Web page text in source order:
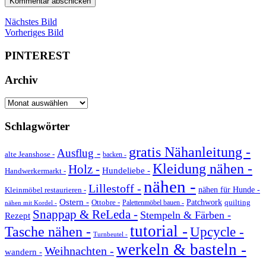
Nächstes Bild
Vorheriges Bild
PINTEREST
Archiv
Archiv
Schlagwörter
alte Jeanshose - Ausflug - backen - gratis Nähanleitung -
Handwerkermarkt - Holz - Hundeliebe - Kleidung nähen -
Kleinmöbel restaurieren - Lillestoff - nähen - nähen für Hunde -
nähen mit Kordel - Ostern - Ottobre - Palettenmöbel bauen - Patchwork quilting
Rezept Snappap & ReLeda - Stempeln & Färben -
Tasche nähen - Turnbeutel - tutorial -Upcycle -
wandern - Weihnachten - werkeln & basteln -